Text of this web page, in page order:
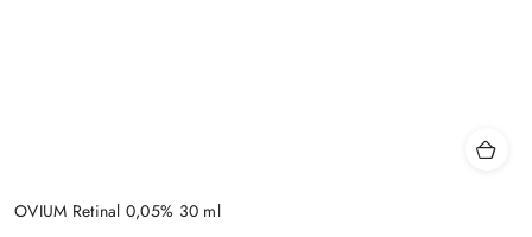
OVIUM Retinal 0,05% 30 ml